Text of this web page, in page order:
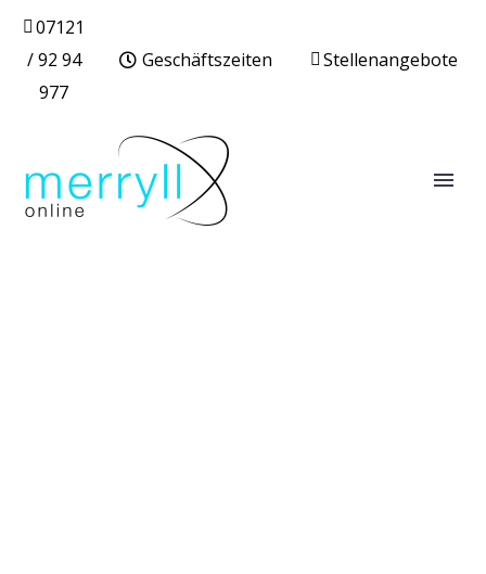
07121
/ 92 94
977
Geschäftszeiten Stellenangebote